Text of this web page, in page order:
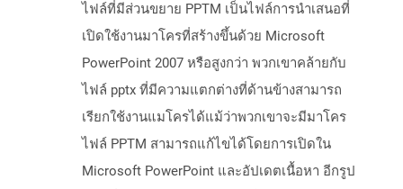
ไฟล์ที่มีส่วนขยาย PPTM เป็นไฟล์การนำเสนอที่
เปิดใช้งานมาโครที่สร้างขึ้นด้วย Microsoft
PowerPoint 2007 หรือสูงกว่า พวกเขาคล้ายกับ
ไฟล์ pptx ที่มีความแตกต่างที่ด้านข้างสามารถ
เรียกใช้งานแมโครได้แม้ว่าพวกเขาจะมีมาโคร
ไฟล์ PPTM สามารถแก้ไขได้โดยการเปิดใน
Microsoft PowerPoint และอัปเดตเนื้อหา อีกรูป